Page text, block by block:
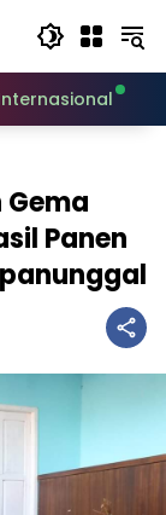
Gema
Panen